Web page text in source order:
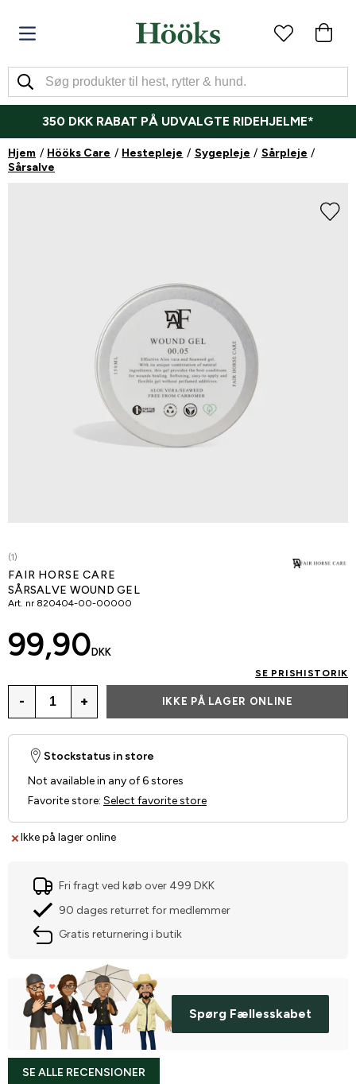
350 DKK RABAT PÅ UDVALGTE RIDEHJELME*
Hjem Hööks Care Hestepleje Sygepleje
Sårpleje
Sårsalve
(1)
FAIR HORSE CARE
SÅRSALVE WOUND GEL
Art. nr 820404-00-00000
99,90 DKK
SE PRISHISTORIK
- + IKKE PÅ LAGER ONLINE
Ikke på lager online
Stockstatus in store
Not available in any of 6 stores
Favorite store: Select favorite store
Fri fragt ved køb over 499 DKK
90 dages returret for medlemmer
Gratis returnering i butik
Spørg Fællesskabet
SE ALLE RECENSIONER